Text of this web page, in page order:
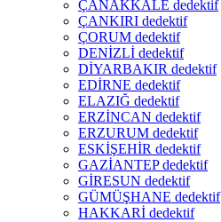
ÇANAKKALE dedektif
ÇANKIRI dedektif
ÇORUM dedektif
DENİZLİ dedektif
DİYARBAKIR dedektif
EDİRNE dedektif
ELAZIĞ dedektif
ERZİNCAN dedektif
ERZURUM dedektif
ESKİŞEHİR dedektif
GAZİANTEP dedektif
GİRESUN dedektif
GÜMÜŞHANE dedektif
HAKKARİ dedektif